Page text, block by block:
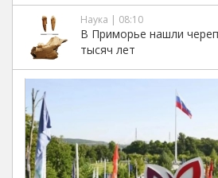
Наука | 08:10
В Приморье нашли
тысяч лет